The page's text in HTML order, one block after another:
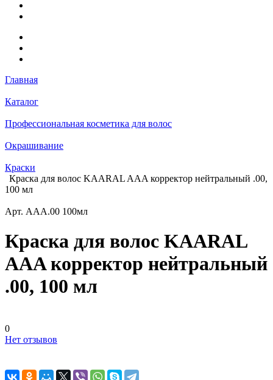
Главная
Каталог
Профессиональная косметика для волос
Окрашивание
Краски
Краска для волос KAARAL AAA корректор нейтральный .00,
100 мл
Арт. AAA.00 100мл
Краска для волос KAARAL
AAA корректор нейтральный
.00, 100 мл
0
Нет отзывов